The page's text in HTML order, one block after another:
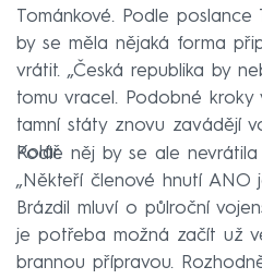
Tománkové. Podle
by se měla nějaká forma
vrátit. „Česká republika by
tomu vracel. Podobné kroky
tamní státy znovu zavádějí
Kolář.
Podle něj by se ale
„Někteří členové hnutí
Brázdil mluví o půlroční
je potřeba možná začít už
brannou přípravou.